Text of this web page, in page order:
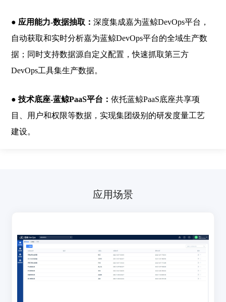
● 应用能力-数据抽取：深度集成嘉为蓝鲸DevOps平台，
自动获取和实时分析嘉为蓝鲸DevOps平台的全域生产数
据；同时支持数据源自定义配置，快速抓取第三方
DevOps工具集生产数据。
● 技术底座-蓝鲸PaaS平台：依托蓝鲸PaaS底座共享项
目、用户和权限等数据，实现集团级别的研发度量工艺
建设。
应用场景